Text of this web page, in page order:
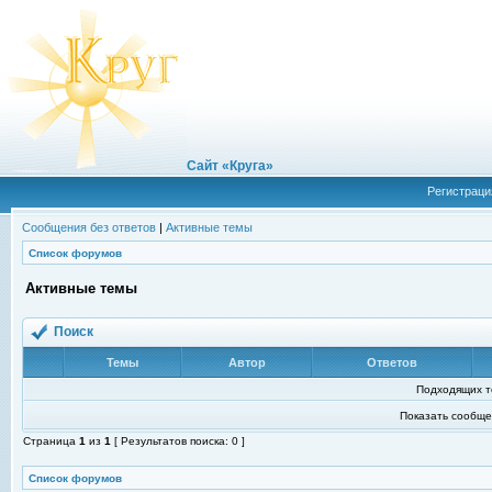
Сайт «Круга»
Сообщения без ответов | Активные темы
Список форумов
Активные темы
Поиск
Темы Автор Ответов
Подходящих
Показать
Страница 1 из 1 [ Результатов поиска: 0 ]
Список форумов